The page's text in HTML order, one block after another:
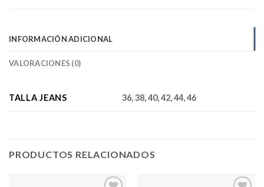
INFORMACIÓN ADICIONAL
VALORACIONES (0)
TALLA JEANS 36, 38, 40, 42, 44, 46
PRODUCTOS RELACIONADOS